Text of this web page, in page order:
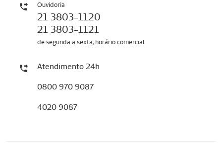
Ouvidoria
21 3803-1120
21 3803-1121
de segunda a sexta, horário comercial
Atendimento 24h
0800 970 9087
4020 9087